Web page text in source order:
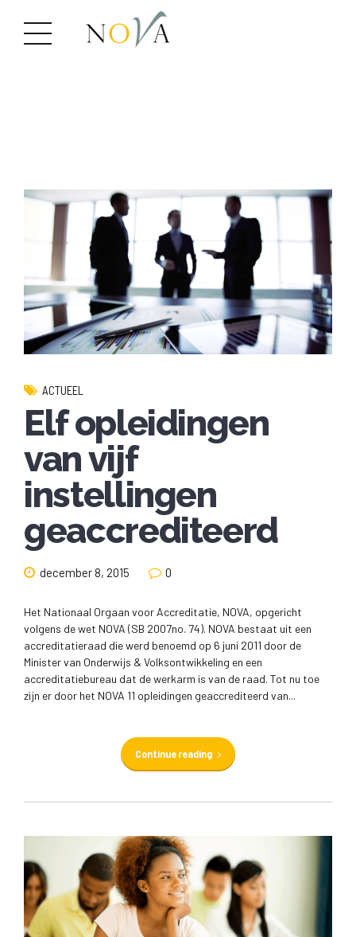
ACTUEEL
Elf opleidingen
van vijf
instellingen
geaccrediteerd
december 8, 2015 0
Het Nationaal Orgaan voor Accreditatie, NOVA, opgericht
volgens de wet NOVA (SB 2007no. 74). NOVA bestaat uit een
accreditatieraad die werd benoemd op 6 juni 2011 door de
Minister van Onderwijs & Volksontwikkeling en een
accreditatiebureau dat de werkarm is van de raad. Tot nu toe
zijn er door het NOVA 11 opleidingen geaccrediteerd van...
Continue reading